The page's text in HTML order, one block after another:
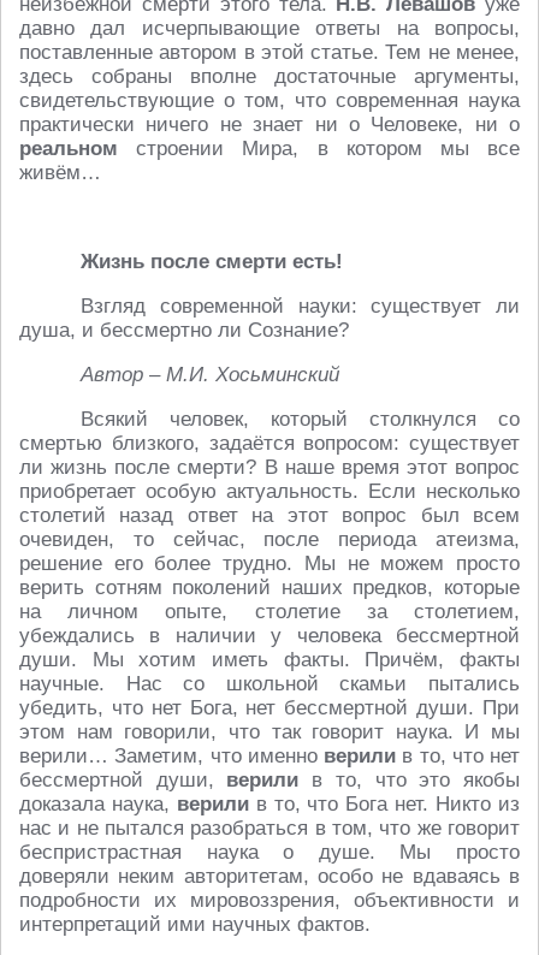
давно дал исчерпывающие ответы на вопросы,
поставленные автором в этой статье. Тем не менее,
здесь собраны вполне достаточные аргументы,
свидетельствующие о том, что современная наука
практически ничего не знает ни о Человеке, ни о
реальном строении Мира, в котором мы все
живём…
Жизнь после смерти есть!
Взгляд современной науки: существует ли
душа, и бессмертно ли Сознание?
Автор – М.И. Хосьминский
Всякий человек, который столкнулся со
смертью близкого, задаётся вопросом: существует
ли жизнь после смерти? В наше время этот вопрос
приобретает особую актуальность. Если несколько
столетий назад ответ на этот вопрос был всем
очевиден, то сейчас, после периода атеизма,
решение его более трудно. Мы не можем просто
верить сотням поколений наших предков, которые
на личном опыте, столетие за столетием,
убеждались в наличии у человека бессмертной
души. Мы хотим иметь факты. Причём, факты
научные. Нас со школьной скамьи пытались
убедить, что нет Бога, нет бессмертной души. При
этом нам говорили, что так говорит наука. И мы
верили… Заметим, что именно верили в то, что нет
бессмертной души, верили в то, что это якобы
доказала наука, верилив то, что Бога нет. Никто из
нас и не пытался разобраться в том, что же говорит
беспристрастная наука о душе. Мы просто
доверяли неким авторитетам, особо не вдаваясь в
подробности их мировоззрения, объективности и
интерпретаций ими научных фактов.